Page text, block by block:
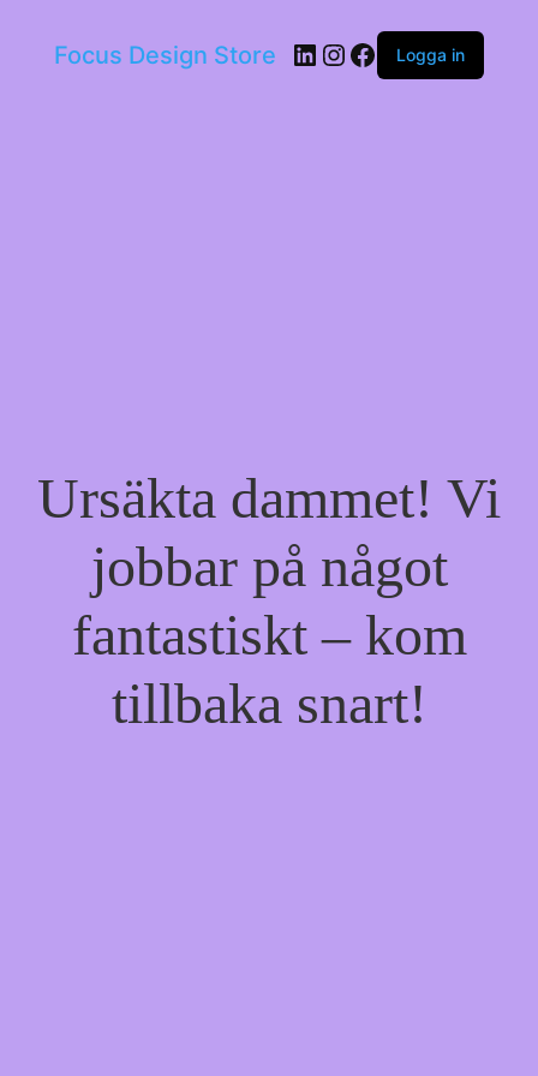
Focus Design Store LinkedIn
Instagram
Facebook
Logga in
Ursäkta dammet! Vi
jobbar på något
fantastiskt – kom
tillbaka snart!